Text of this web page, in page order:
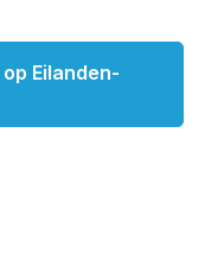
Eilanden-